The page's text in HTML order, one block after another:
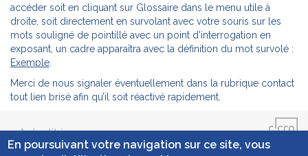
accéder soit en cliquant sur Glossaire dans le menu utile à
droite, soit directement en survolant avec votre souris sur les
mots souligné de pointillé avec un point d'interrogation en
exposant, un cadre apparaîtra avec la définition du mot survolé :
Exemple
Merci de nous signaler éventuellement dans la rubrique contact
tout lien brisé afin qu’il soit réactivé rapidement.
Actualités
En poursuivant votre navigation sur ce site, vous